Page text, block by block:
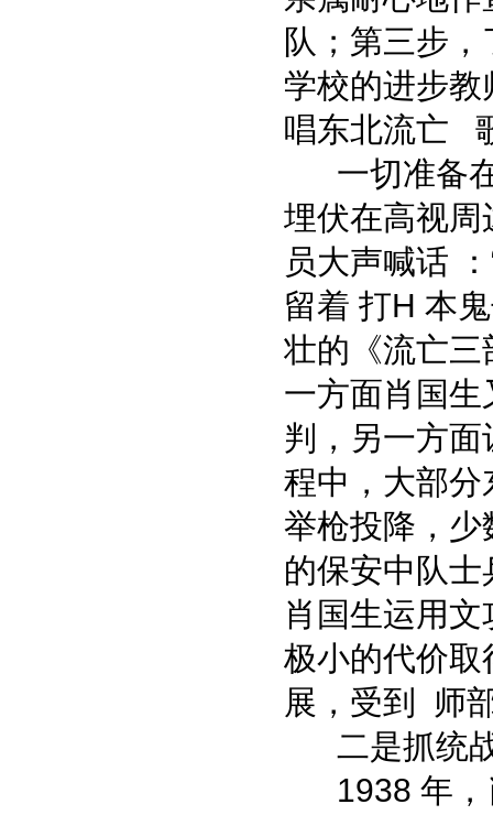
队；第三步
学校的进步
唱东北流亡
一切准备在
埋伏在高视
员大声喊话
留着 打H 本
壮的《流亡
一方面肖国
判，另一方
程中，大部
举枪投降，
的保安中队
肖国生运用
极小的代价
展，受到 师
二是抓统战
1938 年，